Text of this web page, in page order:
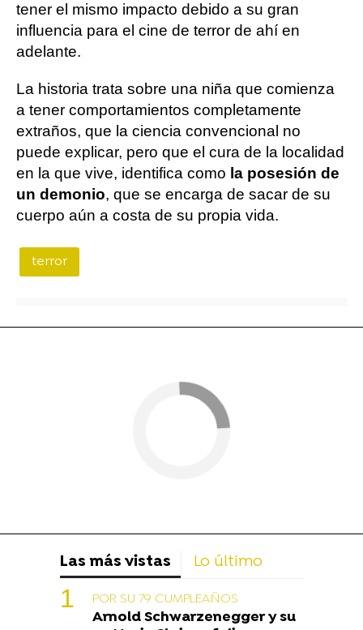
tener el mismo impacto debido a su gran
influencia para el cine de terror de ahí en
adelante.
La historia trata sobre una niña que comienza
a tener comportamientos completamente
extraños, que la ciencia convencional no
puede explicar, pero que el cura de la localidad
en la que vive, identifica como la posesión de
un demonio, que se encarga de sacar de su
cuerpo aún a costa de su propia vida.
terror
Las más vistas Lo último
POR SU 79 CUMPLEAÑOS
Arnold Schwarzenegger y su